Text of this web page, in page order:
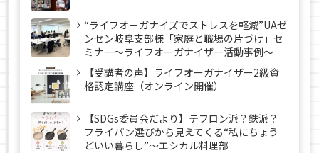
“ライフオーガナイズでストレスを軽減”UAゼ
ンセン岐阜支部様「家庭と職場の片づけ」セ
ミナー～ライフオーガナイザー活動事例〜
【受講者の声】ライフオーガナイザー2級資
格認定講座（オンライン開催）
【SDGs委員会だより】テフロン派？鉄派？
フライパン選びから見えてくる“私にちょう
どいい暮らし”～エシカル料理部